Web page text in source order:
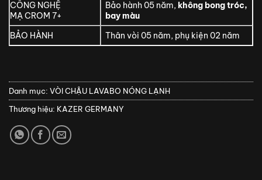
CÔNG NGHỆ
MẠ CROM 7+
Bảo hành 05 năm, không bong tróc,
bay màu
BẢO HÀNH
Thân vòi 05 năm, phụ kiện 02 năm
Danh mục: VÒI CHẬU LAVABO NÓNG LẠNH
Thương hiệu: KAZER GERMANY